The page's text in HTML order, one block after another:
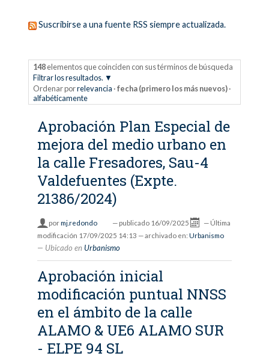
Suscribirse a una fuente RSS siempre actualizada.
148elementos que coinciden con sus términos de búsqueda
Filtrar los resultados.
Ordenar porrelevancia ·fecha (primero los más nuevos) ·
alfabéticamente
Aprobación Plan Especial de
mejora del medio urbano en
la calle Fresadores, Sau-4
Valdefuentes (Expte.
21386/2024)
pormj.redondo — publicado 16/09/2025 — Última
modificación 17/09/2025 14:13 — archivado en: Urbanismo
Ubicado en Urbanismo
Aprobación inicial
modificación puntual NNSS
en el ámbito de la calle
ALAMO & UE6 ALAMO SUR
- ELPE 94 SL